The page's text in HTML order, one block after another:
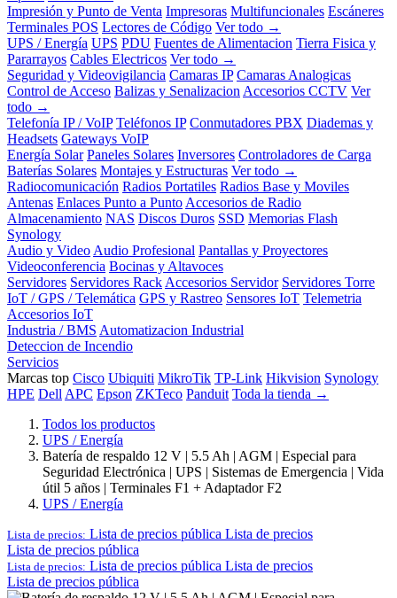
Impresión y Punto de Venta Impresoras Multifuncionales Escáneres
Terminales POS Lectores de Código Ver todo →
UPS / Energía UPS PDU Fuentes de Alimentacion Tierra Fisica y
Pararrayos Cables Electricos Ver todo →
Seguridad y Videovigilancia Camaras IP Camaras Analogicas
Control de Acceso Balizas y Senalizacion Accesorios CCTV Ver
todo →
Telefonía IP / VoIP Teléfonos IP Conmutadores PBX Diademas y
Headsets Gateways VoIP
Energía Solar Paneles Solares Inversores Controladores de Carga
Baterías Solares Montajes y Estructuras Ver todo →
Radiocomunicación Radios Portatiles Radios Base y Moviles
Antenas Enlaces Punto a Punto Accesorios de Radio
Almacenamiento NAS Discos Duros SSD Memorias Flash
Synology
Audio y Video Audio Profesional Pantallas y Proyectores
Videoconferencia Bocinas y Altavoces
Servidores Servidores Rack Accesorios Servidor Servidores Torre
IoT / GPS / Telemática GPS y Rastreo Sensores IoT Telemetria
Accesorios IoT
Industria / BMS Automatizacion Industrial
Deteccion de Incendio
Servicios
Marcas top Cisco Ubiquiti MikroTik TP-Link Hikvision Synology
HPE Dell APC Epson ZKTeco Panduit Toda la tienda →
Todos los productos
UPS / Energía
Batería de respaldo 12 V | 5.5 Ah | AGM | Especial para
Seguridad Electrónica | UPS | Sistemas de Emergencia | Vida
útil 5 años | Terminales F1 + Adaptador F2
UPS / Energía
Lista de precios: Lista de precios pública Lista de precios
Lista de precios pública
Lista de precios: Lista de precios pública Lista de precios
Lista de precios pública